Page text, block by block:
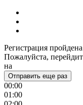
Регистрация
Пожалуйста,
на
Отправить еще раз
00:00
01:00